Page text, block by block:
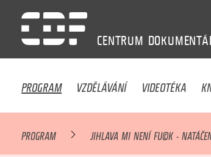
CENTRUM
PROGRAM VZDĚLÁVÁNÍ VIDEOTÉKA
PROGRAM JIHLAVA MI NENÍ FU©K -